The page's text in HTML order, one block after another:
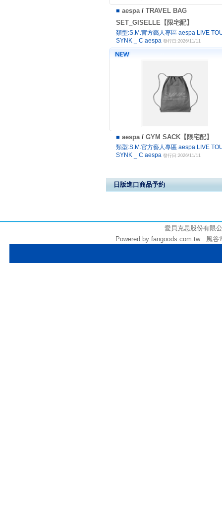
■ aespa/ TRAVEL BAG
SET_GISELLE【限宅配】
類型:S.M.官方藝人專區 aespa LIVE
SYNK _ C aespa 發行日:2026/11/11
■ aespa/ GYM SACK【限宅配】
類型:S.M.官方藝人專區 aespa LIVE
SYNK _ C aespa 發行日:2026/11/11
日版進口商品予約
愛貝克思股份有限
Powered by fangoods.com.tw 風谷電子